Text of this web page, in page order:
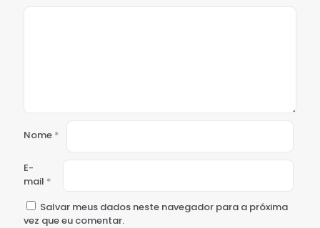
Nome *
E-
mail *
Salvar meus dados neste navegador para a próxima
vez que eu comentar.